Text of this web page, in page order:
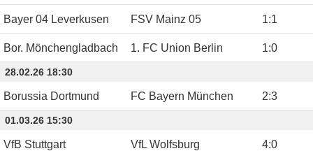
Bayer 04 Leverkusen FSV Mainz 05 1:1
Bor. Mönchengladbach 1. FC Union Berlin 1:0
28.02.26 18:30
Borussia Dortmund FC Bayern München 2:3
01.03.26 15:30
VfB Stuttgart VfL Wolfsburg 4:0